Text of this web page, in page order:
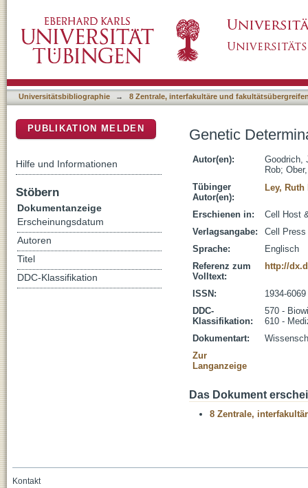
Universitätsbibliographie → 8 Zentrale, interfakultäre und
Genetic
Autor(en):
Goodrich,
Rob;
Tübinger
Autor(en):
Ley, Ruth
Erschienen in:
Cell Host
Verlagsangabe:
Cell Press
Sprache:
Englisch
Referenz zum
Volltext:
http://
ISSN:
1934-6069
DDC-
Klassifikation:
570 -
610 -
Dokumentart:
Zur
Langanzeige
Das Dokument
8 Zentrale,
PUBLIKATION MELDEN
Hilfe und Informationen
Stöbern
Dokumentanzeige
Erscheinungsdatum
Autoren
Titel
DDC-Klassifikation
Kontakt